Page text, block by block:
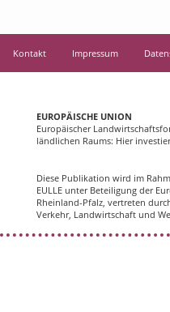
Kontakt Impressum
EUROPÄISCHE UNION
Europäischer
ländlichen Raums: Hier
Diese Publikation wird im
EULLE unter Beteiligung der
Rheinland-Pfalz, vertreten
Verkehr, Landwirtschaft und